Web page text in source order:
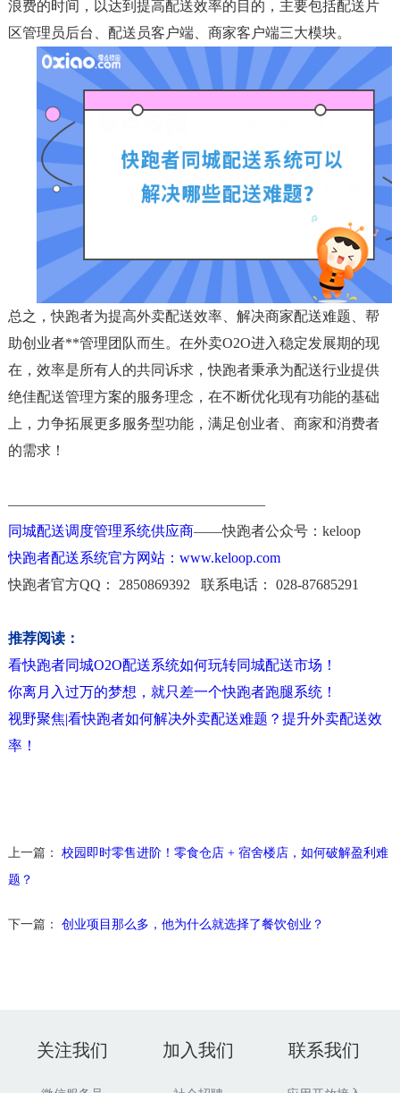
浪费的时间，以达到提高配送效率的目的，主要包括配送片
区管理员后台、配送员客户端、商家客户端三大模块。
总之，快跑者为提高外卖配送效率、解决商家配送难题、帮
助创业者**管理团队而生。在外卖O2O进入稳定发展期的现
在，效率是所有人的共同诉求，快跑者秉承为配送行业提供
绝佳配送管理方案的服务理念，在不断优化现有功能的基础
上，力争拓展更多服务型功能，满足创业者、商家和消费者
的需求！
——————————————————
同城配送调度管理系统供应商——快跑者公众号：keloop
快跑者配送系统官方网站：www.keloop.com
快跑者官方QQ： 2850869392 联系电话： 028-87685291
推荐阅读：
看快跑者同城O2O配送系统如何玩转同城配送市场！
你离月入过万的梦想，就只差一个快跑者跑腿系统！
视野聚焦|看快跑者如何解决外卖配送难题？提升外卖配送效
率！
上一篇： 校园即时零售进阶！零食仓店 + 宿舍楼店，如何破解盈利难
题？
下一篇： 创业项目那么多，他为什么就选择了餐饮创业？
关注我们 加入我们 联系我们